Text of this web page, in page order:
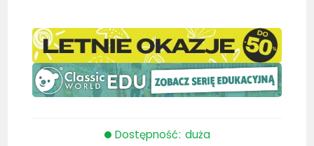
Dostępność: duża